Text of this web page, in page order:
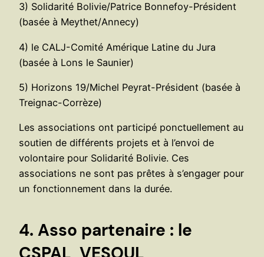
3) Solidarité Bolivie/Patrice Bonnefoy-Président
(basée à Meythet/Annecy)
4) le CALJ-Comité Amérique Latine du Jura
(basée à Lons le Saunier)
5) Horizons 19/Michel Peyrat-Président (basée à
Treignac-Corrèze)
Les associations ont participé ponctuellement au
soutien de différents projets et à l’envoi de
volontaire pour Solidarité Bolivie. Ces
associations ne sont pas prêtes à s’engager pour
un fonctionnement dans la durée.
4. Asso partenaire : le